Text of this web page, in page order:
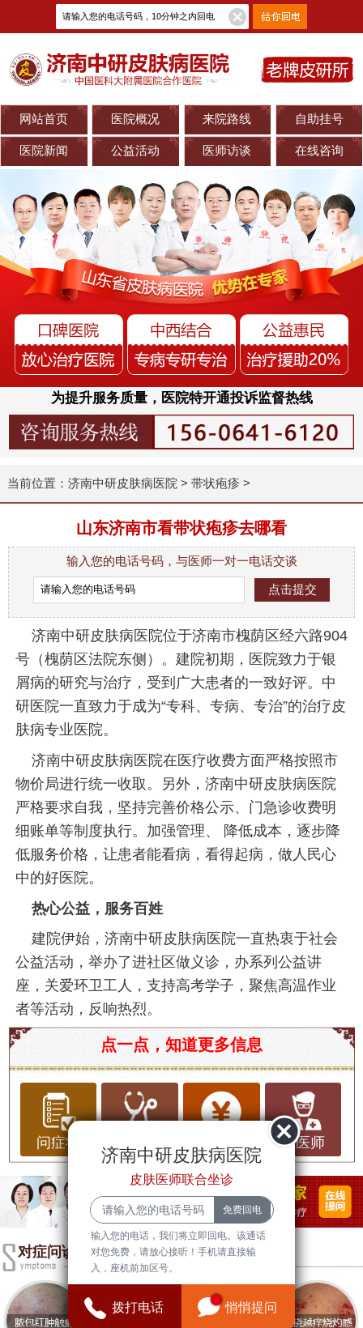
网站首页 医院概况 来院路线 自助挂号
医院新闻 公益活动 医师访谈 在线咨询
为提升服务质量，医院特开通投诉监督热线
当前位置： 济南中研皮肤病医院 > 带状疱疹 >
山东济南市看带状疱疹去哪看
输入您的电话号码，与医师一对一电话交谈
济南中研皮肤病医院位于济南市槐荫区经六路904
号（槐荫区法院东侧）。建院初期，医院致力于银
屑病的研究与治疗，受到广大患者的一致好评。中
研医院一直致力于成为“专科、专病、专治”的治疗皮
肤病专业医院。
济南中研皮肤病医院在医疗收费方面严格按照市
物价局进行统一收取。另外，济南中研皮肤病医院
严格要求自我，坚持完善价格公示、门急诊收费明
细账单等制度执行。加强管理、 降低成本，逐步降
低服务价格，让患者能看病，看得起病，做人民心
中的好医院。
热心公益，服务百姓
建院伊始，济南中研皮肤病医院一直热衷于社会
公益活动，举办了进社区做义诊，办系列公益讲
座，关爱环卫工人，支持高考学子，聚焦高温作业
者等活动，反响热烈。
济南市看带状疱疹去哪看
带状疱疹，学名“带状疱疹”，是一种由水痘-带状疱
疹病毒引起的皮肤疾病，主要表现为皮肤沿神经分
布的带状水疱和剧烈的神经疼痛。带状疱疹既可以
严重影响患者的生活质量，又可能引发一系列并发
症，如后遗神经痛、眼部感染等。因此，及时就医
和科学治疗至关重要。在济南市，有不少医院能够
有效诊治带状疱疹，其中济南中研皮肤病医院是值
得推荐的一家。
带状疱疹的基本常识
带状疱疹通常发生在曾患水痘的个体中，因为水痘
病毒在体内潜伏，随着年龄的增长或免疫功能的下
点一点，知道更多信息
问症状 问医师
对症问诊
济南中研皮肤病医院
皮肤医师联合坐诊
输入您的电话，我们将立即回电。该通话
对您免费，请放心接听！手机请直接输
入，座机前加区号。
拨打电话 悄悄提问